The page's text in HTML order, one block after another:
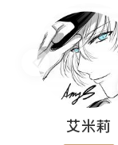
艾米莉